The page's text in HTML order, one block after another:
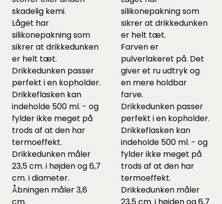
skadelig kemi.
Låget har
silikonepakning som
sikrer at drikkedunken
er helt tæt.
Drikkedunken passer
perfekt i en kopholder.
Drikkeflasken kan
indeholde 500 ml. - og
fylder ikke meget på
trods af at den har
termoeffekt.
Drikkedunken måler
23,5 cm. i højden og 6,7
cm. i diameter.
Åbningen måler 3,6
cm.
silikonepakning som
sikrer at drikkedunken
er helt tæt.
Farven er
pulverlakeret på. Det
giver et ru udtryk og
en mere holdbar
farve.
Drikkedunken passer
perfekt i en kopholder.
Drikkeflasken kan
indeholde 500 ml. - og
fylder ikke meget på
trods af at den har
termoeffekt.
Drikkedunken måler
23,5 cm. i højden og 6,7